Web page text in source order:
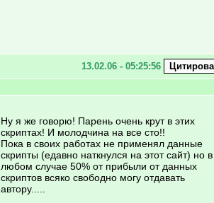
13.02.06 - 05:25:56
Ну я же говорю! Парень очень крут в этих
скриптах! И молодчина на все сто!!
Пока в своих работах не применял данные
скрипты (едавно наткнулся на этот сайт) но в
любом случае 50% от прибыли от данных
скриптов всяко свободно могу отдавать
автору.....